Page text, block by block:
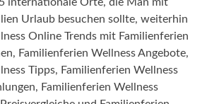
Urlaub besuchen sollte, weiterhin
Online Trends mit Familienferien
Familienferien Wellness Angebote,
Tipps, Familienferien Wellness
Familienferien Wellness